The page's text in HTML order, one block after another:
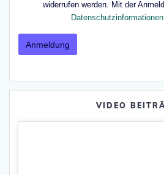
widerrufen werden. Mit der
Datenschutzinformationen
VIDEO